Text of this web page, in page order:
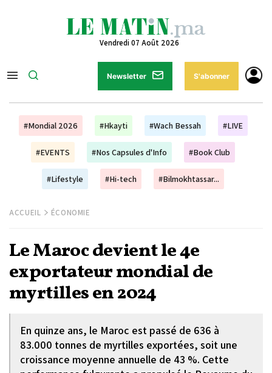
Vendredi 07 Août 2026
Newsletter S'abonner
#Mondial 2026 #Hkayti #Wach Bessah #LIVE
#EVENTS #Nos Capsules d'Info #Book Club
#Lifestyle #Hi-tech #Bilmokhtassar...
ACCUEIL ÉCONOMIE
Le Maroc devient le 4e
exportateur mondial de
myrtilles en 2024
En quinze ans, le Maroc est passé de 636 à
83.000 tonnes de myrtilles exportées, soit une
croissance moyenne annuelle de 43 %. Cette